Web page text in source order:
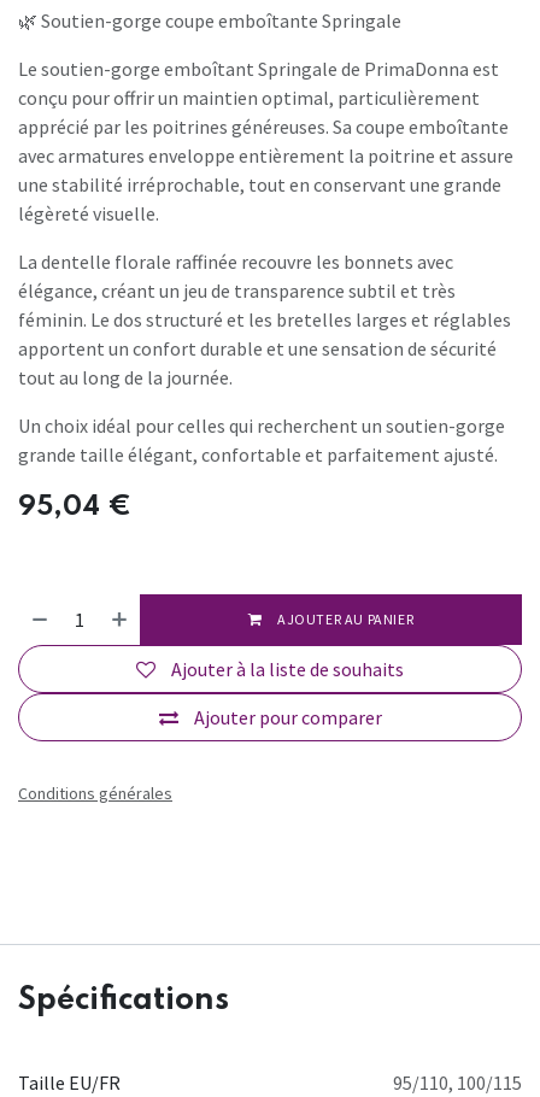
🌿 Soutien-gorge coupe emboîtante Springale
Le soutien-gorge emboîtant Springale de PrimaDonna est
conçu pour offrir un maintien optimal, particulièrement
apprécié par les poitrines généreuses. Sa coupe emboîtante
avec armatures enveloppe entièrement la poitrine et assure
une stabilité irréprochable, tout en conservant une grande
légèreté visuelle.
La dentelle florale raffinée recouvre les bonnets avec
élégance, créant un jeu de transparence subtil et très
féminin. Le dos structuré et les bretelles larges et réglables
apportent un confort durable et une sensation de sécurité
tout au long de la journée.
Un choix idéal pour celles qui recherchent un soutien-gorge
grande taille élégant, confortable et parfaitement ajusté.
95,04 €
AJOUTER AU PANIER
Ajouter pour comparer
Ajouter à la liste de souhaits
Conditions générales
Spécifications
Taille EU/FR 95/110, 100/115